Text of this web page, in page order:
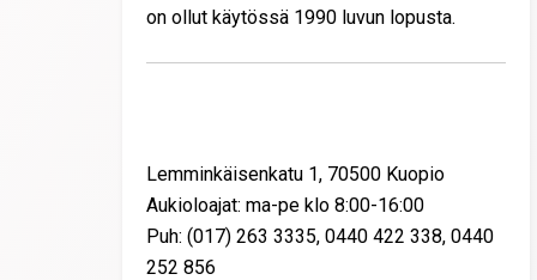
on ollut käytössä 1990 luvun lopusta.
Lemminkäisenkatu 1, 70500 Kuopio
Aukioloajat: ma-pe klo 8:00-16:00
Puh: (017) 263 3335, 0440 422 338, 0440
252 856